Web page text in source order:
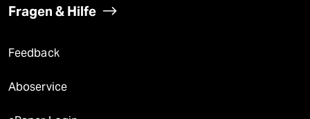
Fragen & Hilfe
Feedback
Aboservice